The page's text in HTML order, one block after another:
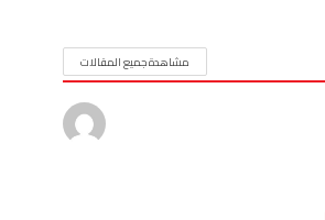
مشاهدة جميع المقالات